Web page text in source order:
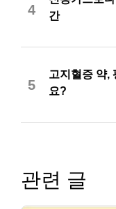
4
간
5
고지혈증 약,
요?
관련 글